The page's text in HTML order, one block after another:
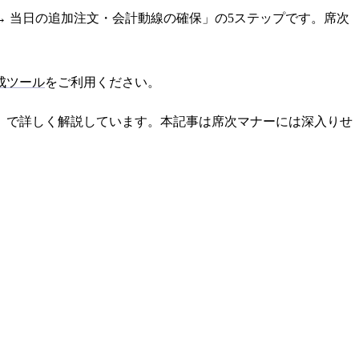
日の追加注文・会計動線の確保」の5ステップです。席次
ツールをご利用ください。
で詳しく解説しています。本記事は席次マナーには深入りせ